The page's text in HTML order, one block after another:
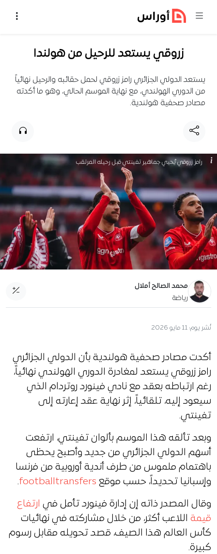
زروقي يستعد للرحيل من هولندا
يستعد الدولي الجزائري رامز زروقي لحمل حقائبه والرحيل نهائياً
من الدوري الهولندي، مع نهاية الموسم الحالي، وهو ما أكدته
مصادر صحفية هولندية.
رامز زروقي يُحيي جماهير تفينتي قبل رحيله المرتقب
محمد الصالح أملال
رياضة
نُشر يوم: 11 مايو 2026
أكدت مصادر صحفية هولندية بأن الدولي الجزائري
رامز زروقي يستعد لمغادرة الدوري الهولندي نهائياً،
رغم ارتباطه بعقد مع نادي فينورد روتردام الذي
سيعود إليه، تلقائياً، إثر نهاية عقد إعارته إلى
تفينتي.
وبعد تألقه هذا الموسم بألوان تفينتي، ارتفعت
أسهم الدولي الجزائري من جديد وأصبح يحظى
باهتمام ملموس من طرف أندية أوروبية من فرنسا
وإسبانيا تحديداً، حسب موقع footballtransfers
.
وقال المصدر ذاته إن إدارة فينورد تأمل في ارتفاع
قيمة اللاعب أكثر، من خلال مشاركته في نهائيات
كأس العالم هذا الصيف، قصد تحويله مقابل رسوم
كبيرة.